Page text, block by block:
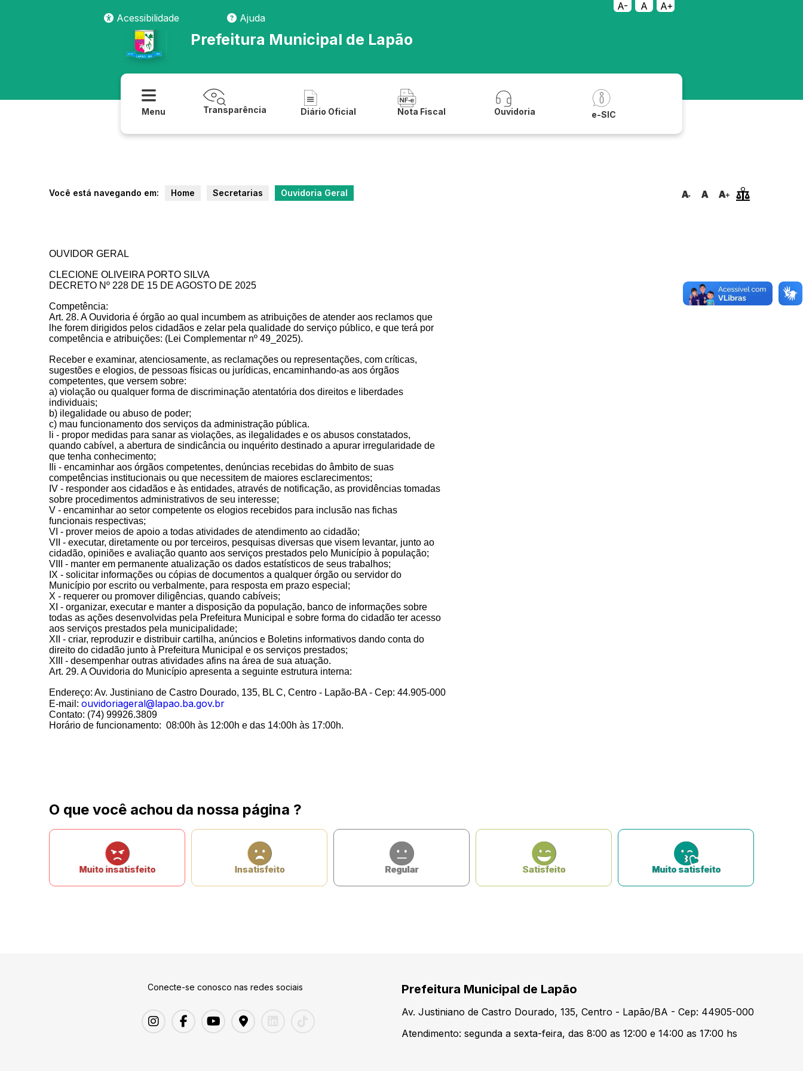
A- A
A+
Acessibilidade
Ajuda
Prefeitura Municipal de Lapão
Menu Transparência Diário Oficial Nota Fiscal Ouvidoria e-SIC
Você está navegando em: Home Secretarias Ouvidoria Geral
OUVIDOR GERAL
CLECIONE OLIVEIRA PORTO SILVA
DECRETO Nº 228 DE 15 DE AGOSTO DE 2025
Competência:
Art. 28. A Ouvidoria é órgão ao qual incumbem as atribuições de atender aos reclamos que
lhe forem dirigidos pelos cidadãos e zelar pela qualidade do serviço público, e que terá por
competência e atribuições: (Lei Complementar nº 49_2025).
Receber e examinar, atenciosamente, as reclamações ou representações, com críticas,
sugestões e elogios, de pessoas físicas ou jurídicas, encaminhando-as aos órgãos
competentes, que versem sobre:
a) violação ou qualquer forma de discriminação atentatória dos direitos e liberdades
individuais;
b) ilegalidade ou abuso de poder;
c) mau funcionamento dos serviços da administração pública.
li - propor medidas para sanar as violações, as ilegalidades e os abusos constatados,
quando cabível, a abertura de sindicância ou inquérito destinado a apurar irregularidade de
que tenha conhecimento;
Ili - encaminhar aos órgãos competentes, denúncias recebidas do âmbito de suas
competências institucionais ou que necessitem de maiores esclarecimentos;
IV - responder aos cidadãos e às entidades, através de notificação, as providências tomadas
sobre procedimentos administrativos de seu interesse;
V - encaminhar ao setor competente os elogios recebidos para inclusão nas fichas
funcionais respectivas;
VI - prover meios de apoio a todas atividades de atendimento ao cidadão;
VII - executar, diretamente ou por terceiros, pesquisas diversas que visem levantar, junto ao
cidadão, opiniões e avaliação quanto aos serviços prestados pelo Município à população;
VIII - manter em permanente atualização os dados estatísticos de seus trabalhos;
IX - solicitar informações ou cópias de documentos a qualquer órgão ou servidor do
Município por escrito ou verbalmente, para resposta em prazo especial;
X - requerer ou promover diligências, quando cabíveis;
XI - organizar, executar e manter a disposição da população, banco de informações sobre
todas as ações desenvolvidas pela Prefeitura Municipal e sobre forma do cidadão ter acesso
aos serviços prestados pela municipalidade;
XII - criar, reproduzir e distribuir cartilha, anúncios e Boletins informativos dando conta do
direito do cidadão junto à Prefeitura Municipal e os serviços prestados;
XIII - desempenhar outras atividades afins na área de sua atuação.
Art. 29. A Ouvidoria do Município apresenta a seguinte estrutura interna:
Endereço: Av. Justiniano de Castro Dourado, 135, BL C, Centro - Lapão-BA - Cep: 44.905-000
E-mail: ouvidoriageral@lapao.ba.gov.br
Contato: (74) 99926.3809
Horário de funcionamento: 08:00h às 12:00h e das 14:00h às 17:00h.
O que você achou da nossa página ?
Muito insatisfeito Insatisfeito Regular Satisfeito Muito satisfeito
Conecte-se conosco nas redes sociais Prefeitura Municipal de Lapão
Av. Justiniano de Castro Dourado, 135, Centro - Lapão/BA - Cep: 44905-000
Atendimento: segunda a sexta-feira, das 8:00 as 12:00 e 14:00 as 17:00 hs